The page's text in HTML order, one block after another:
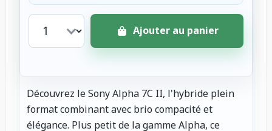
Ajouter au panier
Découvrez le Sony Alpha 7C II, l'hybride plein
format combinant avec brio compacité et
élégance. Plus petit de la gamme Alpha, ce